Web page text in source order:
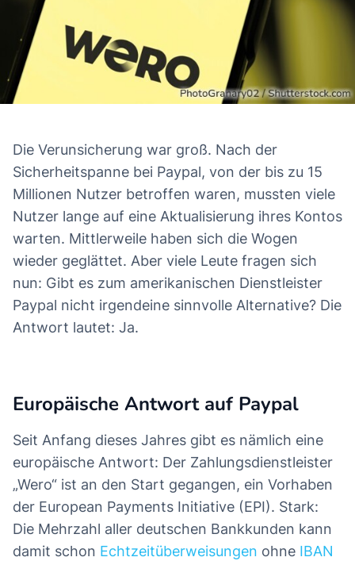
Die Verunsicherung war groß. Nach der
Sicherheitspanne bei Paypal, von der bis zu 15
Millionen Nutzer betroffen waren, mussten viele
Nutzer lange auf eine Aktualisierung ihres Kontos
warten. Mittlerweile haben sich die Wogen
wieder geglättet. Aber viele Leute fragen sich
nun: Gibt es zum amerikanischen Dienstleister
Paypal nicht irgendeine sinnvolle Alternative? Die
Antwort lautet: Ja.
Europäische Antwort auf Paypal
Seit Anfang dieses Jahres gibt es nämlich eine
europäische Antwort: Der Zahlungsdienstleister
„Wero“ ist an den Start gegangen, ein Vorhaben
der European Payments Initiative (EPI). Stark:
Die Mehrzahl aller deutschen Bankkunden kann
damit schon Echtzeitüberweisungen ohne IBAN